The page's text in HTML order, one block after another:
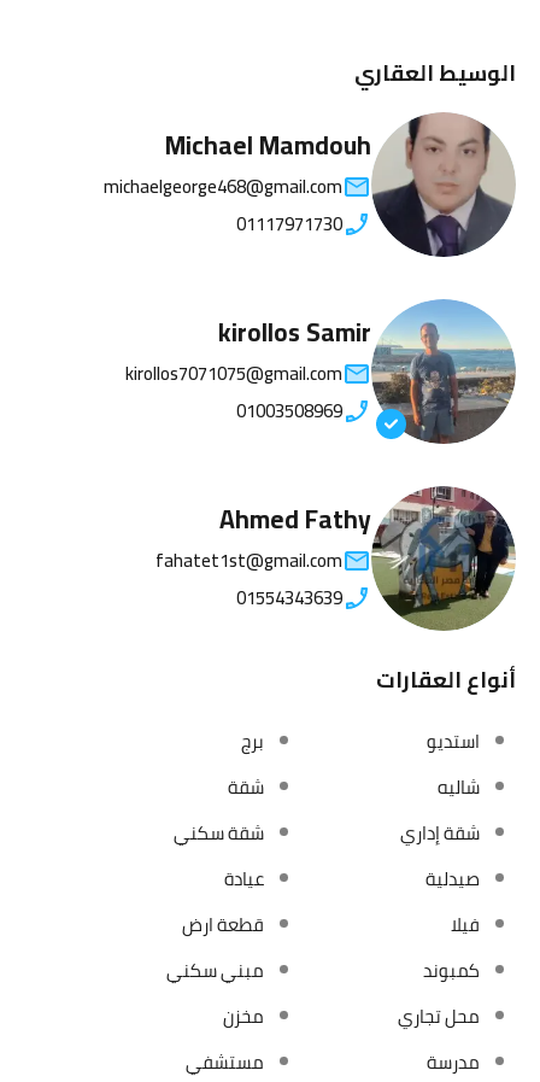
الوسيط العقاري
Michael Mamdouh
michaelgeorge468@gmail.com
01117971730
kirollos Samir
kirollos7071075@gmail.com
01003508969
Ahmed Fathy
fahatet1st@gmail.com
01554343639
أنواع العقارات
استديو
برج
شاليه
شقة
شقة إداري
شقة سكني
صيدلية
عيادة
فيلا
قطعة ارض
كمبوند
مبني سكني
محل تجاري
مخزن
مدرسة
مستشفي